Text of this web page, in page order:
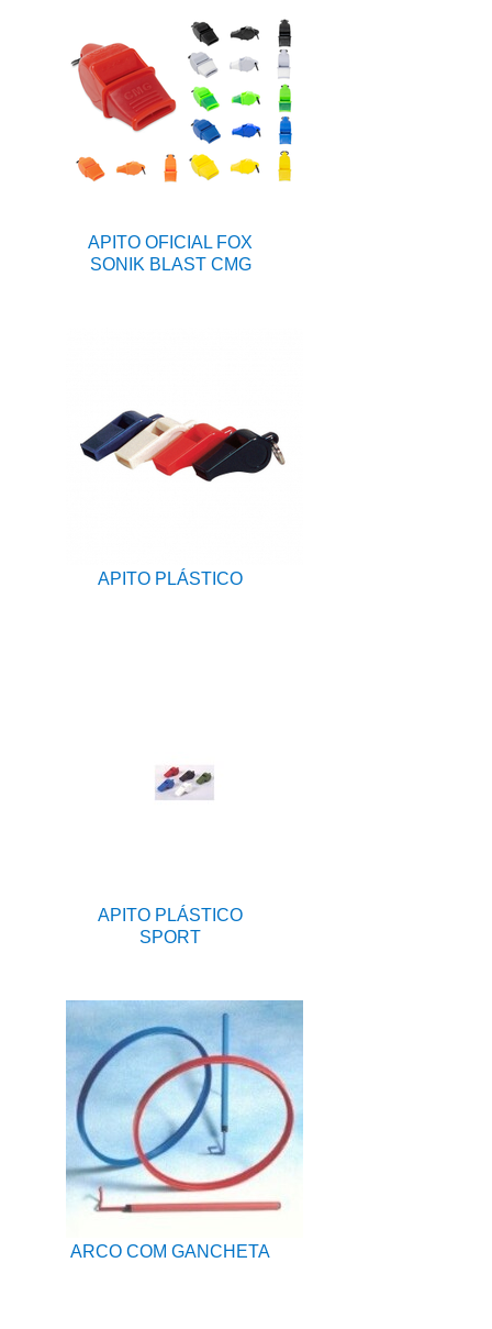
APITO OFICIAL FOX
SONIK BLAST CMG
APITO PLÁSTICO
APITO PLÁSTICO
SPORT
ARCO COM GANCHETA